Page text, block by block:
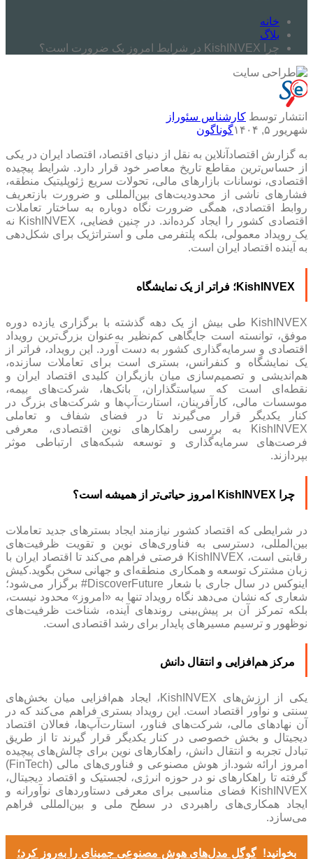
خانه
بلاگ
چرا KishINVEX در شرایط امروز یک ضرورت است؟
انتشار توسط کارشناس سئوراز
شهریور ۵, ۱۴۰۴
گوناگون
به گزارش اقتصادآنلاین به نقل از دنیای اقتصاد، اقتصاد ایران در یکی
از حساس‌ترین مقاطع تاریخ معاصر خود قرار دارد. شرایط پیچیده
اقتصادی، نوسانات بازارهای مالی، تحولات سریع ژئوپلیتیک منطقه،
فشارهای ناشی از محدودیت‌های بین‌المللی و ضرورت بازتعریف
روابط اقتصادی، همگی ضرورت نگاه دوباره به ساختار تعاملات
اقتصادی کشور را ایجاد کرده‌اند. در چنین فضایی، KishINVEX نه
یک رویداد معمولی، بلکه پلتفرمی ملی و استراتژیک برای شکل‌دهی
به آینده اقتصاد ایران است.
KishINVEX؛ فراتر از یک نمایشگاه
KishINVEX طی بیش از یک دهه گذشته با برگزاری یازده دوره
موفق، توانسته است جایگاهی کم‌نظیر به‌عنوان بزرگ‌ترین رویداد
اقتصادی و سرمایه‌گذاری کشور به دست آورد. این رویداد، فراتر از
یک نمایشگاه و کنفرانس، بستری است برای تعاملات سازنده،
هم‌اندیشی و تصمیم‌سازی میان بازیگران کلیدی اقتصاد ایران و
نقطه‌ای است که سیاستگذاران، بانک‌ها، شرکت‌های بیمه،
موسسات مالی، کارآفرینان، استارت‌آپ‌ها و شرکت‌های بزرگ در
کنار یکدیگر قرار می‌گیرند تا در فضای شفاف و تعاملی
KishINVEX به بررسی راهکارهای نوین اقتصادی، معرفی
فرصت‌های سرمایه‌گذاری و توسعه شبکه‌های ارتباطی موثر
بپردازند.
چرا KishINVEX امروز حیاتی‌تر از همیشه است؟
در شرایطی که اقتصاد کشور نیازمند ایجاد بسترهای جدید تعاملات
بین‌المللی، دسترسی به فناوری‌های نوین و تقویت ظرفیت‌های
رقابتی است، KishINVEX فرصتی فراهم می‌کند تا اقتصاد ایران با
زبان مشترک توسعه و همکاری منطقه‌ای و جهانی سخن بگوید.کیش
اینوکس در سال جاری با شعار DiscoverFuture# برگزار می‌شود؛
شعاری که نشان می‌دهد نگاه رویداد تنها به «امروز» محدود نیست،
بلکه تمرکز آن بر پیش‌بینی روندهای آینده، شناخت ظرفیت‌های
نوظهور و ترسیم مسیرهای پایدار برای رشد اقتصادی است.
مرکز هم‌افزایی و انتقال دانش
یکی از ارزش‌های KishINVEX، ایجاد هم‌افزایی میان بخش‌های
سنتی و نوآور اقتصاد است. این رویداد بستری فراهم می‌کند که در
آن نهادهای مالی، شرکت‌های فناور، استارت‌آپ‌ها، فعالان اقتصاد
دیجیتال و بخش خصوصی در کنار یکدیگر قرار گیرند تا از طریق
تبادل تجربه و انتقال دانش، راهکارهای نوین برای چالش‌های پیچیده
امروز ارائه شود.از هوش مصنوعی و فناوری‌های مالی (FinTech)
گرفته تا راهکارهای نو در حوزه انرژی، لجستیک و اقتصاد دیجیتال،
KishINVEX فضای مناسبی برای معرفی دستاوردهای نوآورانه و
ایجاد همکاری‌های راهبردی در سطح ملی و بین‌المللی فراهم
می‌سازد.
بخوانید! گوگل مدل‌های هوش مصنوعی جمینای را به‌روز کرد؛